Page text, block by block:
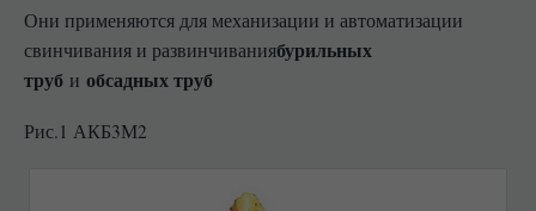
Они применяются для механизации и автоматизации
свинчивания и развинчиваниябурильных
труб и обсадных труб
Рис.1 АКБ3М2